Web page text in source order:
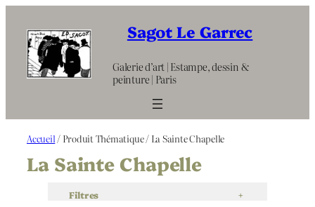
contenu
Sagot Le Garrec
Galerie d’art | Estampe, dessin &
peinture | Paris
Accueil / Produit Thématique / La Sainte Chapelle
La Sainte Chapelle
Filtres +